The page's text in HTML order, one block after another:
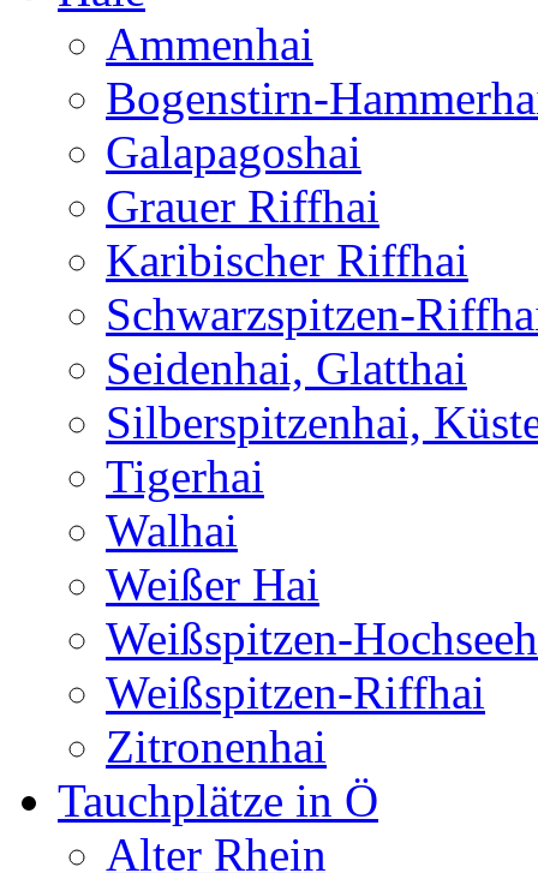
Ammenhai
Bogenstirn-
Galapagoshai
Grauer Riffhai
Karibischer Riffhai
Schwarzspitzen-
Seidenhai, Glatthai
Silberspitzenhai,
Tigerhai
Walhai
Weißer Hai
Weißspitzen-
Weißspitzen-Riffhai
Zitronenhai
Tauchplätze in Ö
Alter Rhein